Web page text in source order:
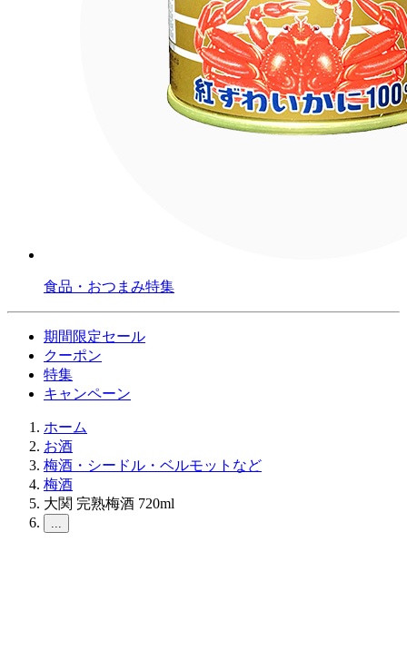
食品・おつまみ特集
期間限定セール
クーポン
特集
キャンペーン
ホーム
お酒
梅酒・シードル・ベルモットなど
梅酒
大関 完熟梅酒 720ml
...